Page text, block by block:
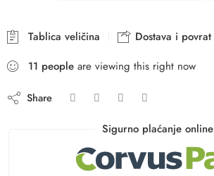
Tablica veličina Dostava i povrat
11 people are viewing this right now
Share
Sigurno plaćanje online